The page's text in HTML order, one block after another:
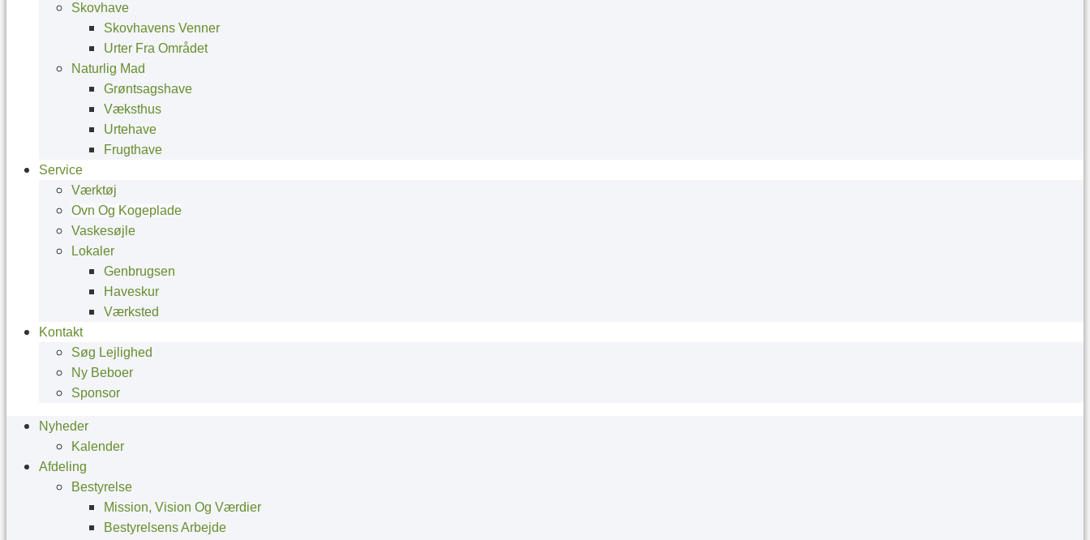
Skovhave
Skovhavens Venner
Urter Fra Området
Naturlig Mad
Grøntsagshave
Væksthus
Urtehave
Frugthave
Service
Værktøj
Ovn Og Kogeplade
Vaskesøjle
Lokaler
Genbrugsen
Haveskur
Værksted
Kontakt
Søg Lejlighed
Ny Beboer
Sponsor
Nyheder
Kalender
Afdeling
Bestyrelse
Mission, Vision Og Værdier
Bestyrelsens Arbejde